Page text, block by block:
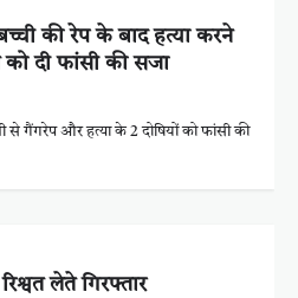
की रेप के बाद हत्या करने
दी फांसी की सजा
गैंगरेप और हत्या के 2 दोषियों को फांसी की
लेते गिरफ्तार